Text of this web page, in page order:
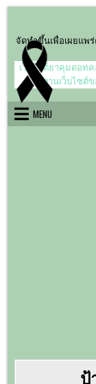
contentจัดทำขึ้นเพื่อเผยแพ
เว็บไซต์ยาคุมดอท
ใช้งานเว็บไซต์
MENU
ป้